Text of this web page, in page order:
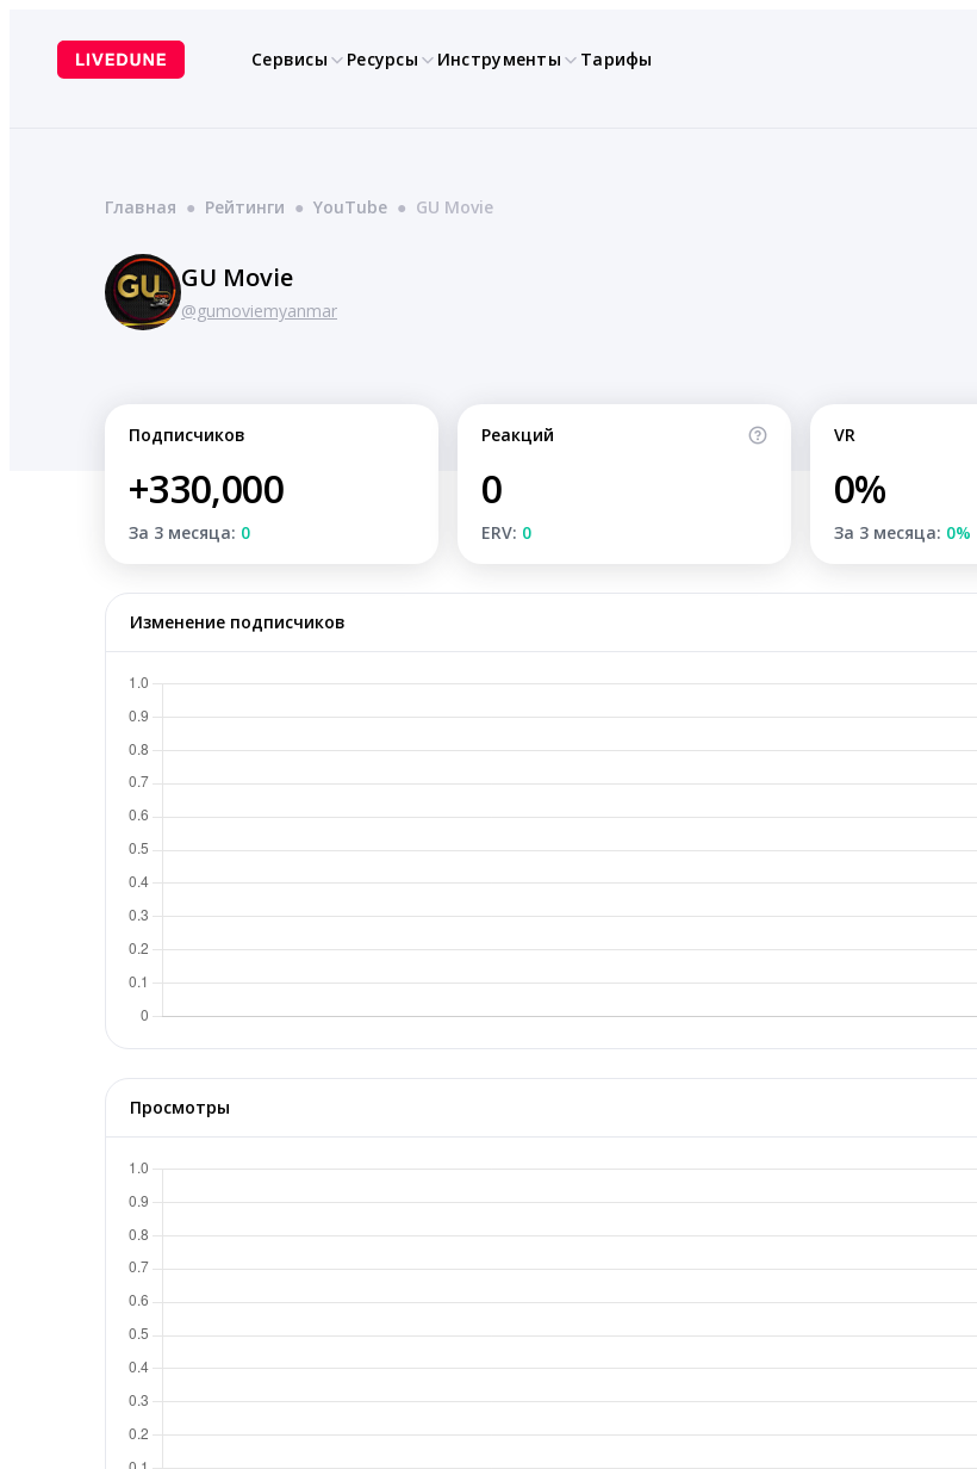
содержимому
Сервисы Ресурсы Инструменты Тарифы
Главная ● Рейтинги ● YouTube ● GU Movie
GU Movie
@gumoviemyanmar
Подписчиков
+330,000
За 3 месяца: 0
Реакций
0
ERV: 0
VR
0%
За 3 месяца: 0%
Изменение подписчиков
Просмотры